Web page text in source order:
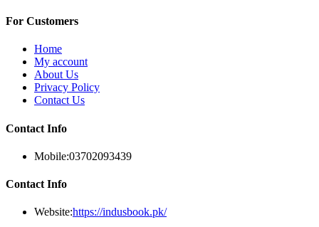
For Customers
Home
My account
About Us
Privacy Policy
Contact Us
Contact Info
Mobile:03702093439
Contact Info
Website:https://indusbook.pk/